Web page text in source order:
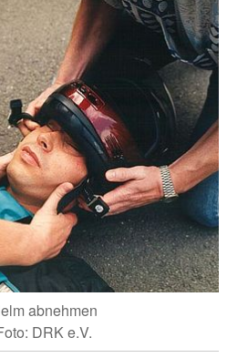
abnehmen
DRK e.V.